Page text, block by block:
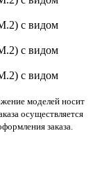
моделей носит
осуществляется
заказа.